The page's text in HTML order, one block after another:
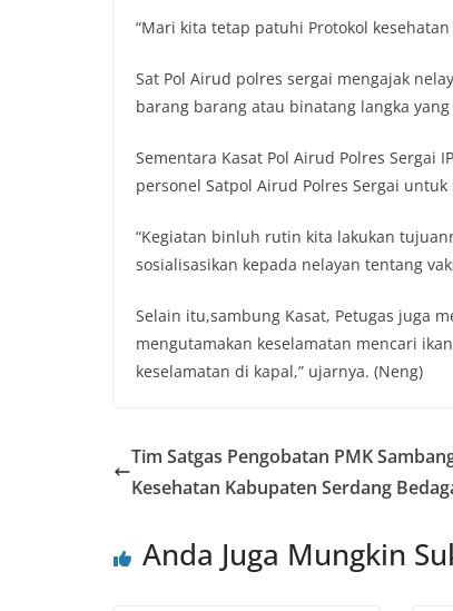
“Mari kita tetap patuhi Protokol
Sat Pol Airud polres sergai mengajak
barang barang atau binatang langka
Sementara Kasat Pol Airud Polres
personel Satpol Airud Polres Sergai
“Kegiatan binluh rutin kita lakukan
sosialisasikan kepada nelayan tentang
Selain itu,sambung Kasat, Petugas juga
mengutamakan keselamatan mencari
keselamatan di kapal,” ujarnya. (Neng)
Tim Satgas Pengobatan PMK
Kesehatan Kabupaten Serdang
Anda Juga Mungkin